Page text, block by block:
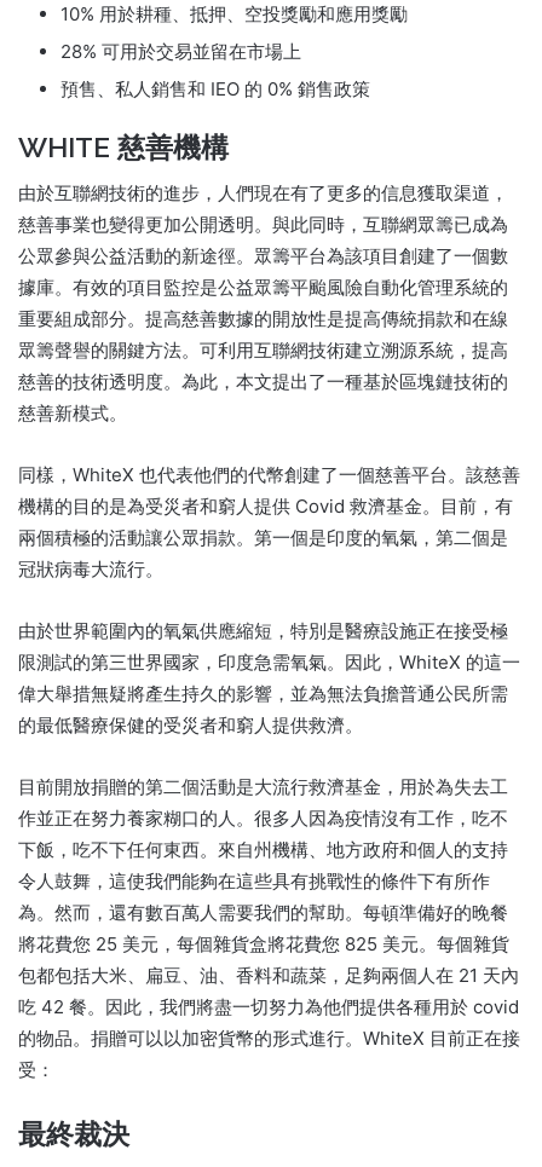
10% 用於耕種、抵押、空投獎勵和應用獎勵
28% 可用於交易並留在市場上
預售、私人銷售和 IEO 的 0% 銷售政策
WHITE 慈善機構
由於互聯網技術的進步，人們現在有了更多的信息獲取渠道，
慈善事業也變得更加公開透明。 與此同時，互聯網眾籌已成為
公眾參與公益活動的新途徑。 眾籌平台為該項目創建了一個數
據庫。 有效的項目監控是公益眾籌平颱風險自動化管理系統的
重要組成部分。 提高慈善數據的開放性是提高傳統捐款和在線
眾籌聲譽的關鍵方法。 可利用互聯網技術建立溯源系統，提高
慈善的技術透明度。 為此，本文提出了一種基於區塊鏈技術的
慈善新模式。
同樣，WhiteX 也代表他們的代幣創建了一個慈善平台。 該慈善
機構的目的是為受災者和窮人提供 Covid 救濟基金。
目前，有
兩個積極的活動讓公眾捐款。 第一個是印度的氧氣，第二個是
冠狀病毒大流行。
由於世界範圍內的氧氣供應縮短，特別是醫療設施正在接受極
限測試的第三世界國家，印度急需氧氣。 因此，WhiteX 的這一
偉大舉措無疑將產生持久的影響，並為無法負擔普通公民所需
的最低醫療保健的受災者和窮人提供救濟。
目前開放捐贈的第二個活動是大流行救濟基金，用於為失去工
作並正在努力養家糊口的人。 很多人因為疫情沒有工作，吃不
下飯，吃不下任何東西。 來自州機構、地方政府和個人的支持
令人鼓舞，這使我們能夠在這些具有挑戰性的條件下有所作
為。 然而，還有數百萬人需要我們的幫助。 每頓準備好的晚餐
將花費您 25 美元，每個雜貨盒將花費您 825 美元。 每個雜貨
包都包括大米、扁豆、油、香料和蔬菜，足夠兩個人在 21 天內
吃 42 餐。 因此，我們將盡一切努力為他們提供各種用於 covid
的物品。 捐贈可以以加密貨幣的形式進行。 WhiteX 目前正在接
受：
最終裁決